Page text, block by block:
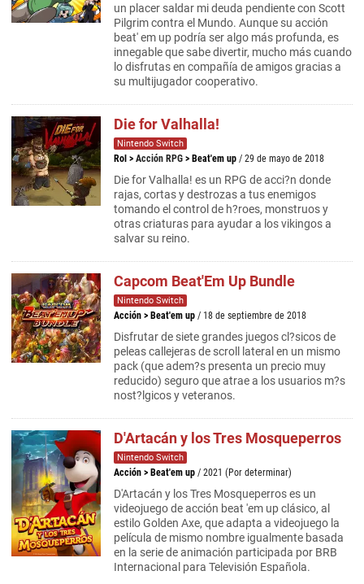
un placer saldar mi deuda pendiente con Scott
Pilgrim contra el Mundo. Aunque su acción
beat' em up podría ser algo más profunda, es
innegable que sabe divertir, mucho más cuando
lo disfrutas en compañía de amigos gracias a
su multijugador cooperativo.
Die for Valhalla!
Nintendo Switch
Rol > Acción RPG > Beat'em up / 29 de mayo de 2018
Die for Valhalla! es un RPG de acci?n donde
rajas, cortas y destrozas a tus enemigos
tomando el control de h?roes, monstruos y
otras criaturas para ayudar a los vikingos a
salvar su reino.
Capcom Beat'Em Up Bundle
Nintendo Switch
Acción > Beat'em up / 18 de septiembre de 2018
Disfrutar de siete grandes juegos cl?sicos de
peleas callejeras de scroll lateral en un mismo
pack (que adem?s presenta un precio muy
reducido) seguro que atrae a los usuarios m?s
nost?lgicos y veteranos.
D'Artacán y los Tres Mosqueperros
Nintendo Switch
Acción > Beat'em up / 2021 (Por determinar)
D'Artacán y los Tres Mosqueperros es un
videojuego de acción beat 'em up clásico, al
estilo Golden Axe, que adapta a videojuego la
película de mismo nombre igualmente basada
en la serie de animación participada por BRB
Internacional para Televisión Española.